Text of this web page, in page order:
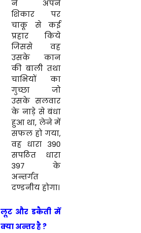
ने अपने
शिकार पर
चाकू से कई
प्रहार किये
जिससे वह
उसके कान
की बाली तथा
चाभियों का
गुच्छा जो
उसके सलवार
के नाड़े से बंधा
हुआ था, लेने में
सफल हो गया,
वह धारा 390
सपठित धारा
397 के
अन्तर्गत
दण्डनीय होगा।
लूट और डकैती में
क्या अन्तर है ?